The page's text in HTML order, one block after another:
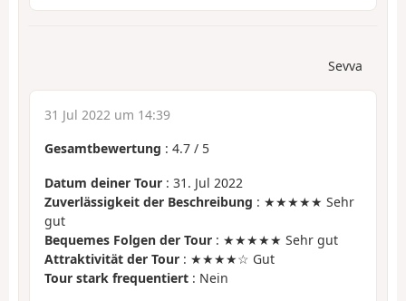
Sevva
31 Jul 2022 um 14:39
Gesamtbewertung : 4.7 / 5
Datum deiner Tour : 31. Jul 2022
Zuverlässigkeit der Beschreibung : ★★★★★ Sehr
gut
Bequemes Folgen der Tour : ★★★★★ Sehr gut
Attraktivität der Tour : ★★★★☆ Gut
Tour stark frequentiert : Nein